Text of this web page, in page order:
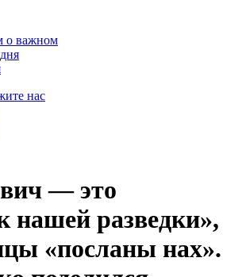
о важном
нас
— это
нашей разведки»,
«посланы нах».